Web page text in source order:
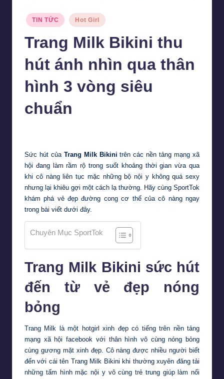
Posted
in
TIN TỨC Hot Girl
Trang Milk Bikini thu
hút ánh nhìn qua thân
hình 3 vòng siêu
chuẩn
Sức hút của Trang Milk Bikini trên các nền tảng mạng xã
hội đang làm rầm rộ trong suốt khoảng thời gian vừa qua
khi cô nàng liên tục mặc những bộ nội y không quá sexy
nhưng lại khiêu gợi một cách lạ thường. Hãy cùng SportTok
khám phá vẻ đẹp đường cong cơ thể của cô nàng ngay
trong bài viết dưới đây.
Chuyên Mục SportTok
Trang Milk Bikini sức hút
đến từ vẻ đẹp nóng
bỏng
Trang Milk là một hotgirl xinh đẹp có tiếng trên nền tảng
mạng xã hội facebook với thân hình vô cùng nóng bỏng
cùng gương mặt xinh đẹp. Cô nàng được nhiều người biết
đến với cái tên Trang Milk Bikini khi thường xuyên đăng tải
những tấm hình mặc nội y vô cùng trẻ trung giúp làm nổi